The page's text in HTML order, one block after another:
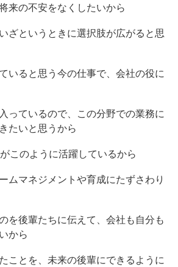
来の不安をなくしたいから
ざというときに選択肢が広がると思
いると思う今の仕事で、会社の役に
っているので、この分野での業務に
たいと思うから
このように活躍しているから
ムマネジメントや育成にたずさわり
を後輩たちに伝えて、会社も自分も
から
ことを、未来の後輩にできるように